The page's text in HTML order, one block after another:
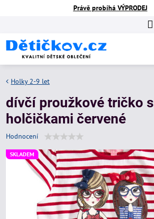
Právě probíhá VÝPRODEJ
SKLADEM
Holky 2-9 let
dívčí proužkové tričko s
holčičkami červené
Hodnocení